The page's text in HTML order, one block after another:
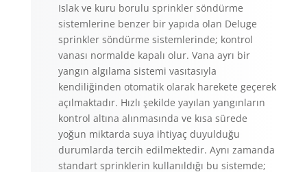
Islak ve kuru borulu sprinkler söndürme
sistemlerine benzer bir yapıda olan Deluge
sprinkler söndürme sistemlerinde; kontrol
vanası normalde kapalı olur. Vana ayrı bir
yangın algılama sistemi vasıtasıyla
kendiliğinden otomatik olarak harekete geçerek
açılmaktadır. Hızlı şekilde yayılan yangınların
kontrol altına alınmasında ve kısa sürede
yoğun miktarda suya ihtiyaç duyulduğu
durumlarda tercih edilmektedir. Aynı zamanda
standart sprinklerin kullanıldığı bu sistemde;